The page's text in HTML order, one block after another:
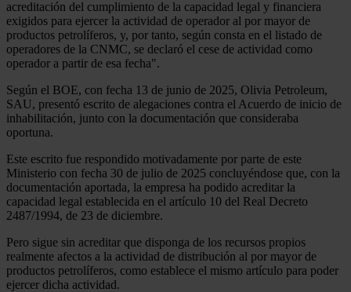
acreditación del cumplimiento de la capacidad legal y financiera
exigidos para ejercer la actividad de operador al por mayor de
productos petrolíferos, y, por tanto, según consta en el listado de
operadores de la CNMC, se declaró el cese de actividad como
operador a partir de esa fecha".
Según el BOE, con fecha 13 de junio de 2025, Olivia Petroleum,
SAU, presentó escrito de alegaciones contra el Acuerdo de inicio de
inhabilitación, junto con la documentación que consideraba
oportuna.
Este escrito fue respondido motivadamente por parte de este
Ministerio con fecha 30 de julio de 2025 concluyéndose que, con la
documentación aportada, la empresa ha podido acreditar la
capacidad legal establecida en el artículo 10 del Real Decreto
2487/1994, de 23 de diciembre.
Pero sigue sin acreditar que disponga de los recursos propios
realmente afectos a la actividad de distribución al por mayor de
productos petrolíferos, como establece el mismo artículo para poder
ejercer dicha actividad.